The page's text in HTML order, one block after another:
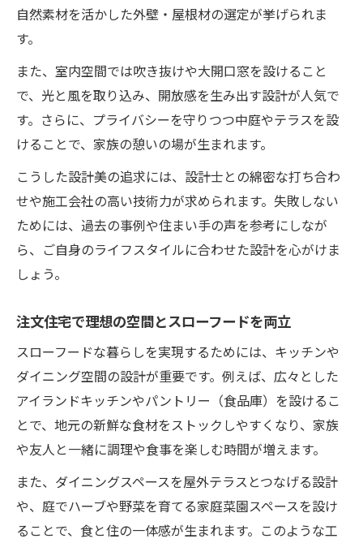
自然素材を活かした外壁・屋根材の選定が挙げられま
す。
また、室内空間では吹き抜けや大開口窓を設けること
で、光と風を取り込み、開放感を生み出す設計が人気で
す。さらに、プライバシーを守りつつ中庭やテラスを設
けることで、家族の憩いの場が生まれます。
こうした設計美の追求には、設計士との綿密な打ち合わ
せや施工会社の高い技術力が求められます。失敗しない
ためには、過去の事例や住まい手の声を参考にしなが
ら、ご自身のライフスタイルに合わせた設計を心がけま
しょう。
注文住宅で理想の空間とスローフードを両立
スローフードな暮らしを実現するためには、キッチンや
ダイニング空間の設計が重要です。例えば、広々とした
アイランドキッチンやパントリー（食品庫）を設けるこ
とで、地元の新鮮な食材をストックしやすくなり、家族
や友人と一緒に調理や食事を楽しむ時間が増えます。
また、ダイニングスペースを屋外テラスとつなげる設計
や、庭でハーブや野菜を育てる家庭菜園スペースを設け
ることで、食と住の一体感が生まれます。このような工